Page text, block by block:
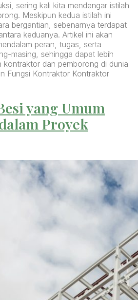
sering kali kita mendengar istilah
Meskipun kedua istilah ini
bergantian, sebenarnya terdapat
keduanya. Artikel ini akan
peran, tugas, serta
masing, sehingga dapat lebih
kontraktor dan pemborong di dunia
Fungsi Kontraktor Kontraktor
yang Umum
Proyek